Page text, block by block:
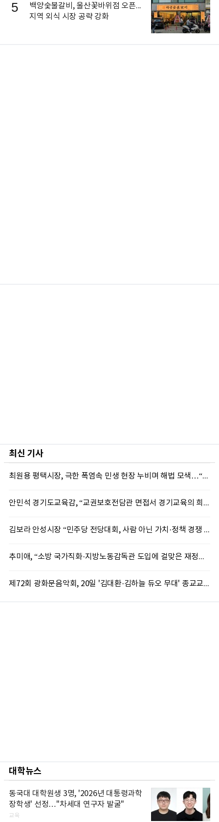
5
백양숯불갈비, 울산꽃바위점 오픈...
지역 외식 시장 공략 강화
최신 기사
최원용 평택시장, 극한 폭염속 민생 현장 누비며 해법 모색…“현장에 답 있다”
안민석 경기도교육감, “교권보호전담관 면접서 경기교육의 희망 봤다”
김보라 안성시장 “민주당 전당대회, 사람 아닌 가치·정책 경쟁 돼야”
추미애, “소방 국가직화·지방노동감독관 도입에 걸맞은 재정체계 완성해야”
제72회 광화문음악회, 20일 '김대환·김하늘 듀오 무대' 종교교회서 무료 개최
대학뉴스
동국대 대학원생 3명, '2026년 대통령과학
장학생' 선정…"차세대 연구자 발굴"
교육